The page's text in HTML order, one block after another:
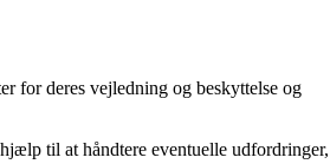
for deres vejledning og beskyttelse og
til at håndtere eventuelle udfordringer,